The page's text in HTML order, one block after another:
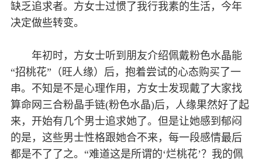
缺乏追求者。方女士过惯了我行我素的生活，今年
决定做些转变。
年初时，方女士听到朋友介绍佩戴粉色水晶能
“招桃花”（旺人缘）后，抱着尝试的心态购买了一
串。不知是不是心理作用，方女士发现戴了大家找
算命网三合粉晶手链(粉色水晶)后，人缘果然好了起
来，开始有几个男士追求她了。但是让她感到郁闷
的是，这些男士性格跟她合不来，每一段感情最后
都是不了了之。“难道这是所谓的‘烂桃花’？我的佩